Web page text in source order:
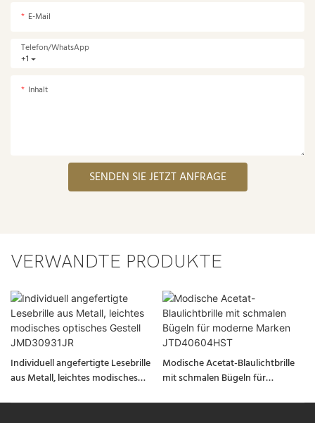
E-Mail
+1
Telefon/WhatsApp
Inhalt
SENDEN SIE JETZT ANFRAGE
VERWANDTE PRODUKTE
Individuell angefertigte Lesebrille
aus Metall, leichtes modisches
Modische Acetat-Blaulichtbrille
mit schmalen Bügeln für